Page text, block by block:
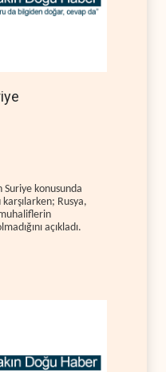
konusunda
karşılarken; Rusya,
açıkladı.